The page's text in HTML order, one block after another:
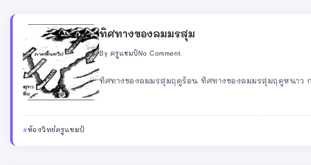
ทิศทางของลมมรสุม
By ครูแชมป์No Comment
ทิศทางของลมมรสุมฤดูร้อน ทิศทางของลมมรสุมฤดูหนาว
ห้องวิทย์ครูแชมป์